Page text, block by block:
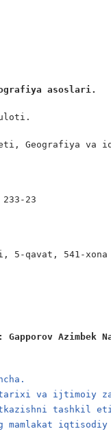
asoslari.
Geografiya va
23
qavat, 541-xona
Azimbek
tarixi va ijtimoiy
tashkil
mamlakat